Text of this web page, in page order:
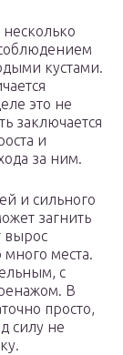
кустами.
это не
заключается
и
за ним.
и сильного
загнить
вырос
места.
с
В
просто,
силу не